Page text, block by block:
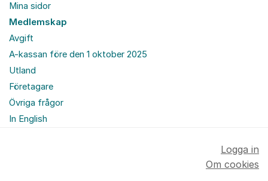
Mina sidor
Medlemskap
Avgift
A-kassan före den 1 oktober 2025
Utland
Företagare
Övriga frågor
In English
Logga in
Om cookies